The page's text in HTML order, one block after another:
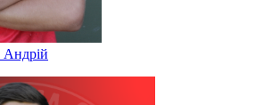
Андрій